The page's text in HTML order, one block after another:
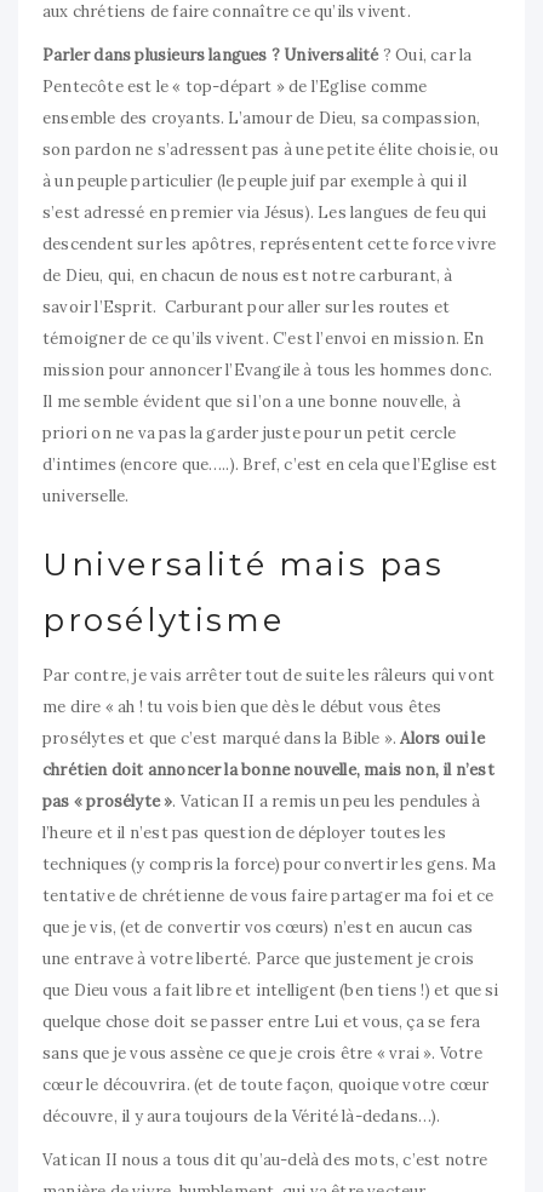
aux chrétiens de faire connaître ce qu’ils vivent.
Parler dans plusieurs langues ? Universalité? Oui, car la
Pentecôte est le « top-départ » de l’Eglise comme
ensemble des croyants. L’amour de Dieu, sa compassion,
son pardon ne s’adressent pas à une petite élite choisie, ou
à un peuple particulier (le peuple juif par exemple à qui il
s’est adressé en premier via Jésus). Les langues de feu qui
descendent sur les apôtres, représentent cette force vivre
de Dieu, qui, en chacun de nous est notre carburant, à
savoir l’Esprit. Carburant pour aller sur les routes et
témoigner de ce qu’ils vivent. C’est l’envoi en mission. En
mission pour annoncer l’Evangile à tous les hommes donc.
Il me semble évident que si l’on a une bonne nouvelle, à
priori on ne va pas la garder juste pour un petit cercle
d’intimes (encore que…..). Bref, c’est en cela que l’Eglise est
universelle.
Universalité mais pas
prosélytisme
Par contre, je vais arrêter tout de suite les râleurs qui vont
me dire « ah ! tu vois bien que dès le début vous êtes
prosélytes et que c’est marqué dans la Bible ».Alors oui le
chrétien doit annoncer la bonne nouvelle, mais non, il n’est
pas « prosélyte ». Vatican II a remis un peu les pendules à
l’heure et il n’est pas question de déployer toutes les
techniques (y compris la force) pour convertir les gens. Ma
tentative de chrétienne de vous faire partager ma foi et ce
que je vis, (et de convertir vos cœurs) n’est en aucun cas
une entrave à votre liberté. Parce que justement je crois
que Dieu vous a fait libre et intelligent (ben tiens !) et que si
quelque chose doit se passer entre Lui et vous, ça se fera
sans que je vous assène ce que je crois être « vrai ». Votre
cœur le découvrira. (et de toute façon, quoique votre cœur
découvre, il y aura toujours de la Vérité là-dedans…).
Vatican II nous a tous dit qu’au-delà des mots, c’est notre